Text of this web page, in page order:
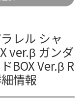
レル シャ
ver.β ガンダ
BOX Ver.β R
情報